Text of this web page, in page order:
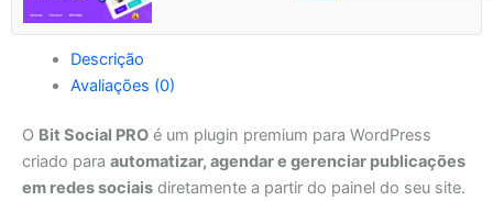
Descrição
Avaliações (0)
O Bit Social PRO é um plugin premium para WordPress
criado para automatizar, agendar e gerenciar publicações
em redes sociais diretamente a partir do painel do seu site.